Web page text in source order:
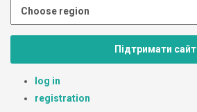
Підтримати сайт
log in
registration